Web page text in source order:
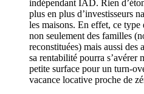
indépendant IAD. Rien
plus en plus d’investisseurs
les maisons. En effet, ce type
non seulement des familles
reconstituées) mais aussi des
sa rentabilité pourra s’avérer
petite surface pour un turn-
vacance locative proche de